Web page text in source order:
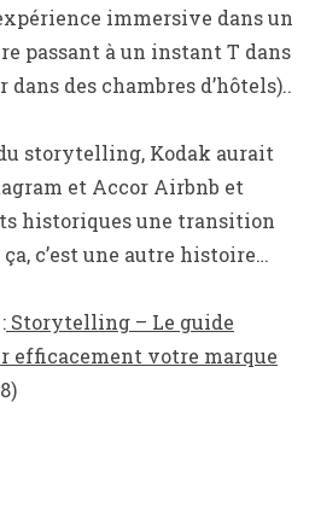
immersive dans un
passant à un instant T dans
des chambres d’hôtels)..
storytelling, Kodak aurait
et Accor Airbnb et
historiques une transition
c’est une autre histoire…
: Storytelling – Le guide
efficacement votre marque